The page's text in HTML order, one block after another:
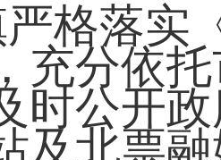
格落实
充分依
时公开
及北票